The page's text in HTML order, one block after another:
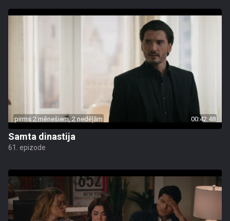
pirms 2 mēnešiem, 2 nedēļām 00:42:48
Samta dinastija
61. epizode